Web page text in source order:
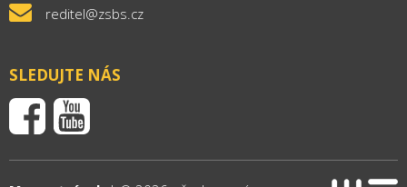
reditel@zsbs.cz
SLEDUJTE NÁS